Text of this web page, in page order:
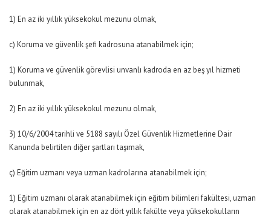
1) En az iki yıllık yüksekokul mezunu olmak,
c) Koruma ve güvenlik şefi kadrosuna atanabilmek için;
1) Koruma ve güvenlik görevlisi unvanlı kadroda en az beş yıl hizmeti
bulunmak,
2) En az iki yıllık yüksekokul mezunu olmak,
3) 10/6/2004 tarihli ve 5188 sayılı Özel Güvenlik Hizmetlerine Dair
Kanunda belirtilen diğer şartları taşımak,
ç) Eğitim uzmanı veya uzman kadrolarına atanabilmek için;
1) Eğitim uzmanı olarak atanabilmek için eğitim bilimleri fakültesi, uzman
olarak atanabilmek için en az dört yıllık fakülte veya yüksekokulların